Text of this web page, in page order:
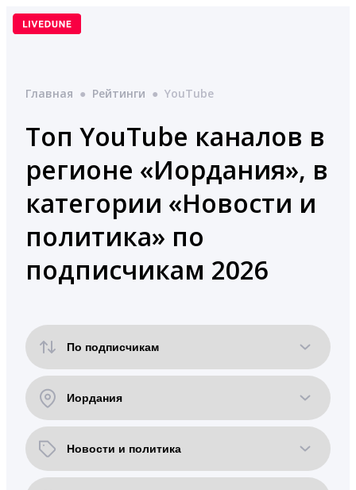
Перейти
Главная ● Рейтинги ● YouTube
Топ YouTube каналов в
регионе «Иордания», в
категории «Новости и
политика» по
подписчикам 2026